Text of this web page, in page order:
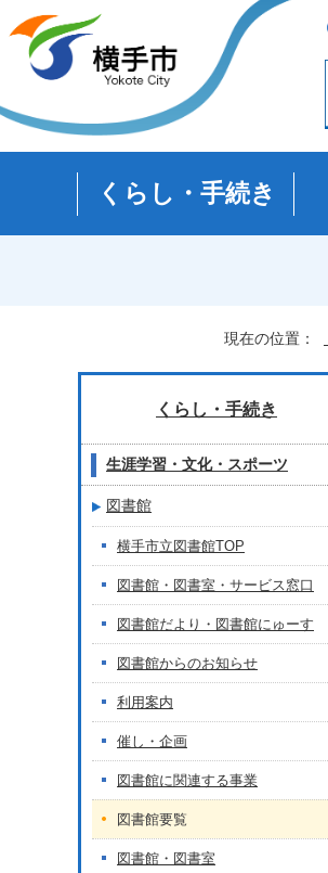
くらし・手続き
現在の位置：
くらし・手続き
生涯学習・文化・スポーツ
図書館
横手市立図書館TOP
図書館・図書室・サービス窓口
図書館だより・図書館にゅーす
図書館からのお知らせ
利用案内
催し・企画
図書館に関連する事業
図書館要覧
図書館・図書室